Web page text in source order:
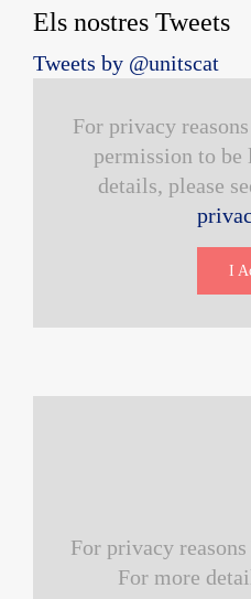
Els nostres Tweets
Tweets by @unitscat
For privacy
permission to be
details, please
I
For privacy
For more